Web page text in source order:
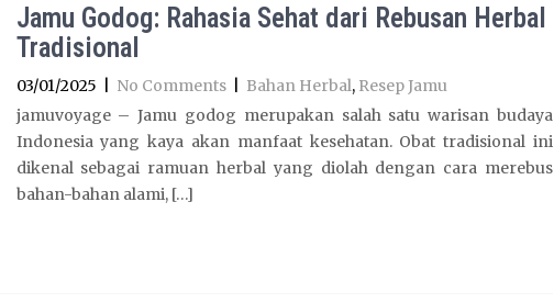
Jamu Godog: Rahasia Sehat dari Rebusan Herbal
Tradisional
03/01/2025 No Comments Bahan Herbal, Resep Jamu
jamuvoyage – Jamu godog merupakan salah satu warisan budaya
Indonesia yang kaya akan manfaat kesehatan. Obat tradisional ini
dikenal sebagai ramuan herbal yang diolah dengan cara merebus
bahan-bahan alami, […]